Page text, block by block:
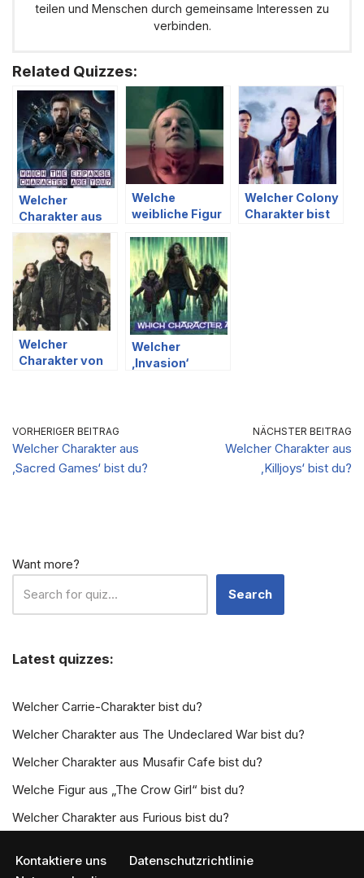
teilen und Menschen durch gemeinsame Interessen zu
verbinden.
Related Quizzes:
Welcher
Charakter aus
The Expanse
bist du?
Welche
weibliche Figur
Handmaid’s
Tale bist du?
Welcher Colony
Charakter bist
Welcher
Charakter von
Welcher
‚Invasion‘
VORHERIGER BEITRAG
Welcher Charakter aus
‚Sacred Games‘ bist du?
NÄCHSTER BEITRAG
Welcher Charakter aus
‚Killjoys‘ bist du?
Want more?
Search
Latest quizzes:
Welcher Carrie-Charakter bist du?
Welcher Charakter aus The Undeclared War bist du?
Welcher Charakter aus Musafir Cafe bist du?
Welche Figur aus „The Crow Girl“ bist du?
Welcher Charakter aus Furious bist du?
Kontaktiere uns
Datenschutzrichtlinie